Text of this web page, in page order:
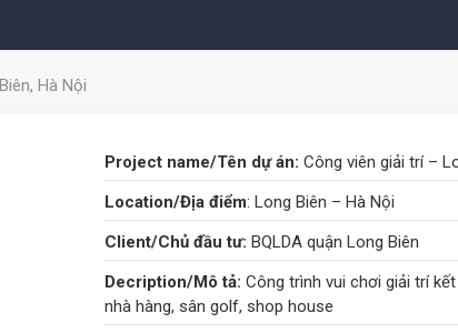
Hà Nội
Project name/Tên dự án:Công viên giải trí –
Location/Địa điểm: Long Biên – Hà Nội
Client/Chủ đầu tư:BQLDA quận Long Biên
Decription/Mô tả:Công trình vui chơi giải trí
nhà hàng, sân golf, shop house